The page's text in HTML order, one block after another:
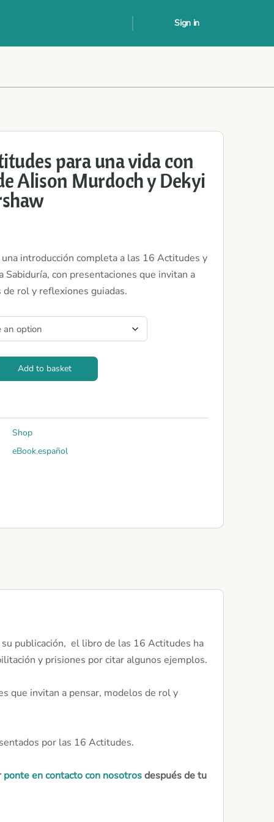
Sign in
para una vida con
Alison Murdoch y Dekyi
introducción completa a las 16 Actitudes y
Sabiduría, con presentaciones que invitan a
de rol y reflexiones guiadas.
Add to basket
Shop
eBook,español
publicación, el libro de las 16 Actitudes ha
y prisiones por citar algunos ejemplos.
que invitan a pensar, modelos de rol y
por las 16 Actitudes.
ponte en contacto con nosotrosdespués de tu